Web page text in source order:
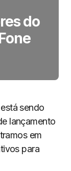
do
sendo
lançamento
em
para